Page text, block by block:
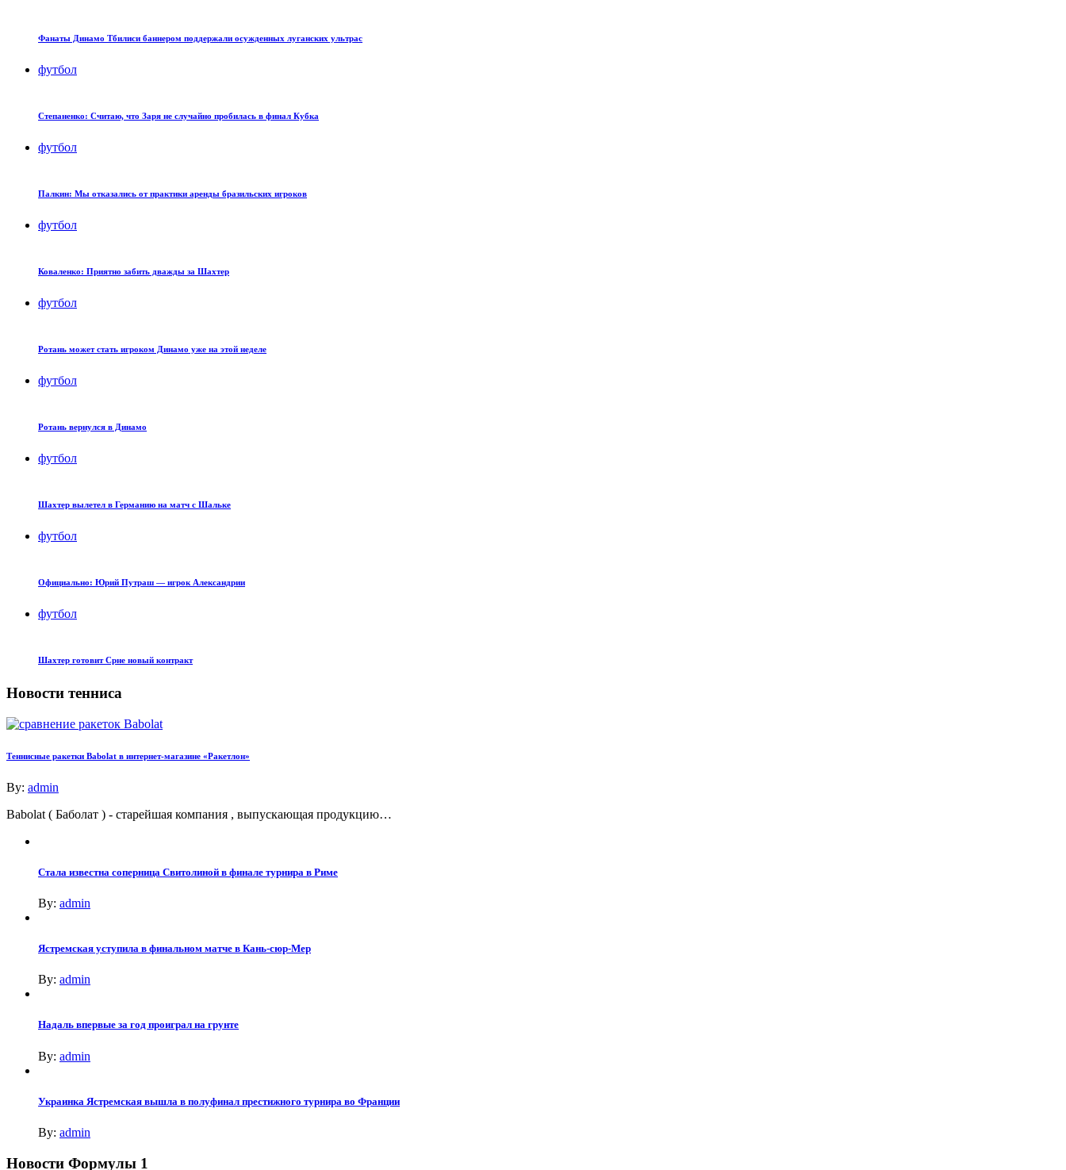
Фанаты Динамо Тбилиси баннером поддержали осужденных луганских ультрас
футбол
Степаненко: Считаю, что Заря не случайно пробилась в финал Кубка
футбол
Палкин: Мы отказались от практики аренды бразильских игроков
футбол
Коваленко: Приятно забить дважды за Шахтер
футбол
Ротань может стать игроком Динамо уже на этой неделе
футбол
Ротань вернулся в Динамо
футбол
Шахтер вылетел в Германию на матч с Шальке
футбол
Официально: Юрий Путраш — игрок Александрии
футбол
Шахтер готовит Срне новый контракт
Новости тенниса
Теннисные ракетки Babolat в интернет-магазине «Ракетлон»
By: admin
Babolat ( Баболат ) - старейшая компания , выпускающая продукцию…
Стала известна соперница Свитолиной в финале турнира в Риме
By: admin
Ястремская уступила в финальном матче в Кань-сюр-Мер
By: admin
Надаль впервые за год проиграл на грунте
By: admin
Украинка Ястремская вышла в полуфинал престижного турнира во Франции
By: admin
Новости Формулы 1